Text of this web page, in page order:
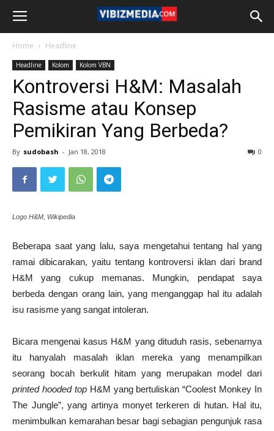
Home Headline
Headline Kolom Kolom VBN
Kontroversi H&M: Masalah
Rasisme atau Konsep
Pemikiran Yang Berbeda?
By sudobash - Jan 18, 2018 0
Logo H&M, Wikipedia
Beberapa saat yang lalu, saya mengetahui tentang hal yang
ramai dibicarakan, yaitu tentang kontroversi iklan dari brand
H&M yang cukup memanas. Mungkin, pendapat saya
berbeda dengan orang lain, yang menganggap hal itu adalah
isu rasisme yang sangat intoleran.
Bicara mengenai kasus H&M yang dituduh rasis, sebenarnya
itu hanyalah masalah iklan mereka yang menampilkan
seorang bocah berkulit hitam yang merupakan model dari
printed hooded topH&M yang bertuliskan “Coolest Monkey In
The Jungle”, yang artinya monyet terkeren di hutan. Hal itu,
menimbulkan kemarahan besar bagi sebagian pengunjuk rasa